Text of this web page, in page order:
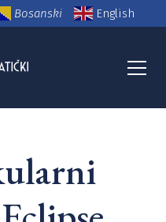
Bosanski English